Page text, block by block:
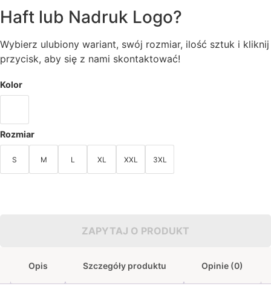
Haft lub Nadruk Logo?
Wybierz ulubiony wariant, swój rozmiar, ilość sztuk i kliknij
przycisk, aby się z nami skontaktować!
Kolor
Rozmiar
S M L XL XXL 3XL
ZAPYTAJ O PRODUKT
Opis Szczegóły produktu Opinie (0)